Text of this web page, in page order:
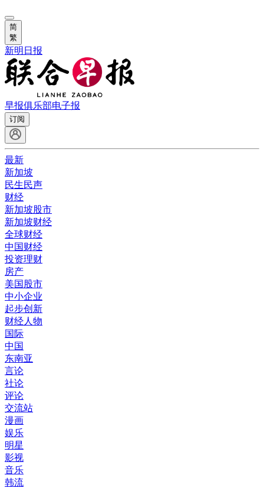
简
繁
新明日报
早报俱乐部电子报
订阅
最新
新加坡
民生民声
财经
新加坡股市
新加坡财经
全球财经
中国财经
投资理财
房产
美国股市
中小企业
起步创新
财经人物
国际
中国
东南亚
言论
社论
评论
交流站
漫画
娱乐
明星
影视
音乐
韩流